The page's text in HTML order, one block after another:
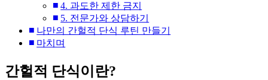
4. 과도한 제한 금지
5. 전문가와 상담하기
나만의 간헐적 단식 루틴 만들기
마치며
간헐적 단식이란?